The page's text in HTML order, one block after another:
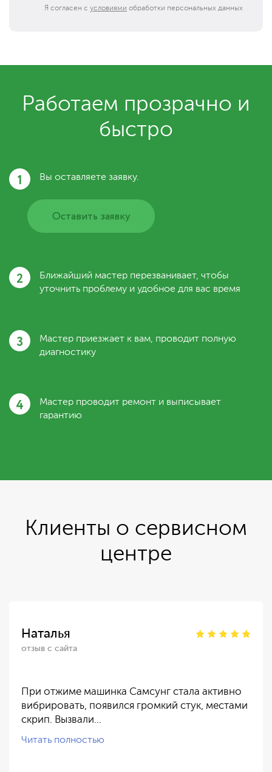
Я согласен с условиями обработки персональных данных
Работаем прозрачно и
быстро
1 Вы оставляете заявку.
Оставить заявку
2
Ближайший мастер перезванивает, чтобы
уточнить проблему и удобное для вас время
3
Мастер приезжает к вам, проводит полную
диагностику
4
Мастер проводит ремонт и выписывает
гарантию
Клиенты о сервисном
центре
Наталья
отзыв с сайта
При отжиме машинка Самсунг стала активно
вибрировать, появился громкий стук, местами
скрип. Вызвали…
Читать полностью